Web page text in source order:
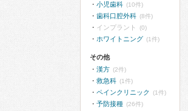
小児歯科 (10件)
歯科口腔外科 (8件)
インプラント (0)
ホワイトニング (1件)
その他
漢方 (2件)
救急科 (1件)
ペインクリニック (1件)
予防接種 (26件)